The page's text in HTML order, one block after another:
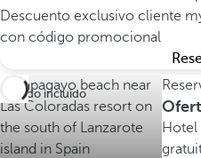
Descuento exclusivo cliente
con código promocional
Todo incluido
Hotel